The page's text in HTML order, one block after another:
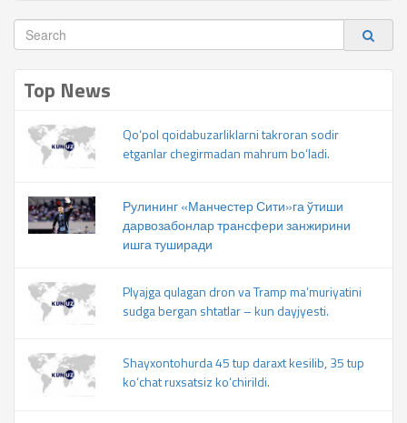
Top News
Qo‘pol qoidabuzarliklarni takroran sodir
etganlar chegirmadan mahrum bo‘ladi.
Рулининг «Манчестер Сити»га ўтиши
дарвозабонлар трансфери занжирини
ишга туширади
Plyajga qulagan dron va Tramp ma’muriyatini
sudga bergan shtatlar – kun dayjyesti.
Shayxontohurda 45 tup daraxt kesilib, 35 tup
ko‘chat ruxsatsiz ko‘chirildi.